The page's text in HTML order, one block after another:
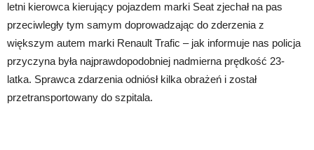
letni kierowca kierujący pojazdem marki Seat zjechał na pas
przeciwległy tym samym doprowadzając do zderzenia z
większym autem marki Renault Trafic – jak informuje nas policja
przyczyna była najprawdopodobniej nadmierna prędkość 23-
latka. Sprawca zdarzenia odniósł kilka obrażeń i został
przetransportowany do szpitala.